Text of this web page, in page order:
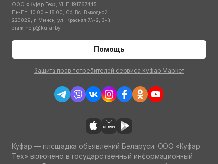
ООО «Куфар Тех», УНП 191767445
Пн-Пт: 10:00 – 18:00; Сб, Вс: Выходной
220029, г. Минск, ул. Красная 7А-2, 3-й
этаж help@kufar.by
Помощь
Защита прав потребителей сервиса Куфар Маркет
Куфар — площадка объявлений Беларуси. ООО «Куфар
Тех» включено в государственный информационный